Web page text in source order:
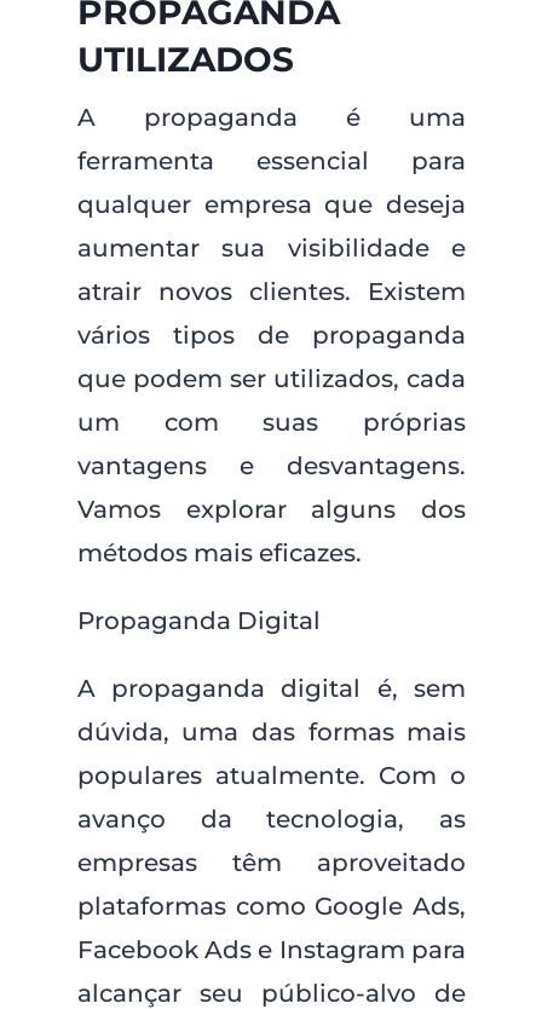
PROPAGANDA
UTILIZADOS
A propaganda é uma
ferramenta essencial para
qualquer empresa que deseja
aumentar sua visibilidade e
atrair novos clientes. Existem
vários tipos de propaganda
que podem ser utilizados, cada
um com suas próprias
vantagens e desvantagens.
Vamos explorar alguns dos
métodos mais eficazes.
Propaganda Digital
A propaganda digital é, sem
dúvida, uma das formas mais
populares atualmente. Com o
avanço da tecnologia, as
empresas têm aproveitado
plataformas como Google Ads,
Facebook Ads e Instagram para
alcançar seu público-alvo de